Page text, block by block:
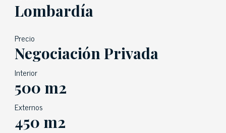
Lombardía
Precio
Negociación Privada
Interior
500 m2
Externos
450 m2